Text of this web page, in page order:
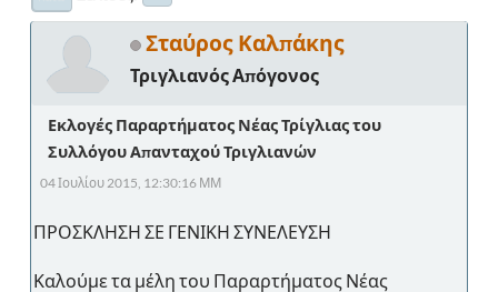
Σταύρος Καλπάκης
Τριγλιανός Απόγονος
Εκλογές Παραρτήματος Νέας Τρίγλιας του
Συλλόγου Απανταχού Τριγλιανών
04 Ιουλίου 2015, 12:30:16 ΜΜ
ΠΡΟΣΚΛΗΣΗ ΣΕ ΓΕΝΙΚΗ ΣΥΝΕΛΕΥΣΗ
Καλούμε τα μέλη του Παραρτήματος Νέας